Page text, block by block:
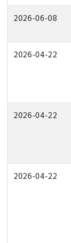
2026-06-08
2026-04-22
2026-04-22
2026-04-22